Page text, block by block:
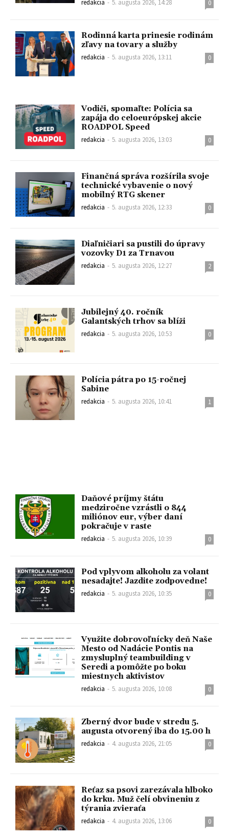
redakcia - 5. augusta 2026, 14:28 0
Rodinná karta prinesie rodinám
zľavy na tovary a služby
redakcia - 5. augusta 2026, 13:11 0
Vodiči, spomaľte: Polícia sa
zapája do celoeurópskej akcie
ROADPOL Speed
redakcia - 5. augusta 2026, 13:03 0
Finančná správa rozšírila svoje
technické vybavenie o nový
mobilný RTG skener
redakcia - 5. augusta 2026, 12:33 0
Diaľničiari sa pustili do úpravy
vozovky D1 za Trnavou
redakcia - 5. augusta 2026, 12:27 2
Jubilejný 40. ročník
Galantských trhov sa blíži
redakcia - 5. augusta 2026, 10:53 0
Polícia pátra po 15-ročnej
Sabine
redakcia - 5. augusta 2026, 10:41 1
Daňové príjmy štátu
medziročne vzrástli o 844
miliónov eur, výber daní
pokračuje v raste
redakcia - 5. augusta 2026, 10:39 0
Pod vplyvom alkoholu za volant
nesadajte! Jazdite zodpovedne!
redakcia - 5. augusta 2026, 10:35 0
Využite dobrovoľnícky deň Naše
Mesto od Nadácie Pontis na
zmysluplný teambuilding v
Seredi a pomôžte po boku
miestnych aktivistov
redakcia - 5. augusta 2026, 10:08 0
Zberný dvor bude v stredu 5.
augusta otvorený iba do 15.00 h
redakcia - 4. augusta 2026, 21:05 0
Reťaz sa psovi zarezávala hlboko
do krku. Muž čelí obvineniu z
týrania zvieraťa
redakcia - 4. augusta 2026, 13:06 0